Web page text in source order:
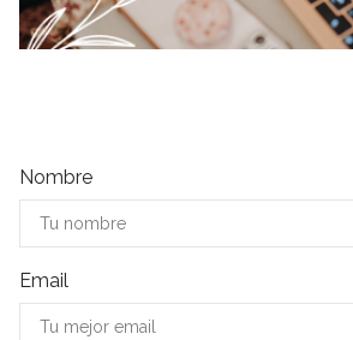
Nombre
Email